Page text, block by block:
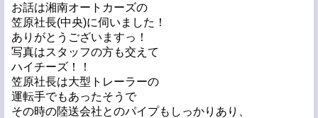
お話は湘南オートカーズの
笠原社長(中央)に伺いました！
ありがとうございますっ！
写真はスタッフの方も交えて
ハイチーズ！！
笠原社長は大型トレーラーの
運転手でもあったそうで
その時の陸送会社とのパイプもしっかりあり、